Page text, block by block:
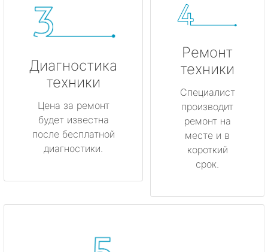
Диагностика
техники
Цена за ремонт
будет известна
после бесплатной
диагностики.
Ремонт
техники
Специалист
производит
ремонт на
месте и в
короткий
срок.